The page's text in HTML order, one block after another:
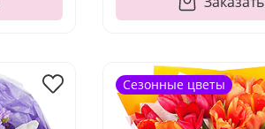
Сезонные цветы